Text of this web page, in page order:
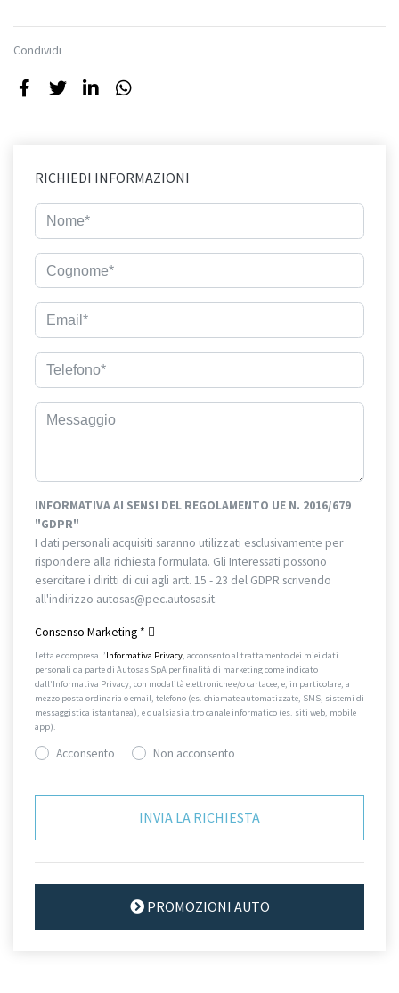
Condividi
RICHIEDI INFORMAZIONI
INFORMATIVA AI SENSI DEL REGOLAMENTO UE N. 2016/679
"GDPR"
I dati personali acquisiti saranno utilizzati esclusivamente per
rispondere alla richiesta formulata. Gli Interessati possono
esercitare i diritti di cui agli artt. 15 - 23 del GDPR scrivendo
all'indirizzo autosas@pec.autosas.it.
Consenso Marketing *
Letta e compresa l’Informativa Privacy, acconsento al trattamento dei miei dati
personali da parte di Autosas SpA per finalità di marketing come indicato
dall’Informativa Privacy, con modalità elettroniche e/o cartacee, e, in particolare, a
mezzo posta ordinaria o email, telefono (es. chiamate automatizzate, SMS, sistemi di
messaggistica istantanea), e qualsiasi altro canale informatico (es. siti web, mobile
app).
Acconsento Non acconsento
PROMOZIONI AUTO